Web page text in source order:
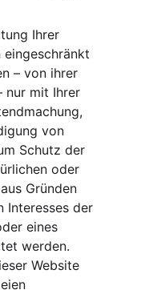
Ihrer
eingeschränkt
– von ihrer
nur mit Ihrer
von
Schutz der
oder
Gründen
Interesses der
eines
werden.
Website